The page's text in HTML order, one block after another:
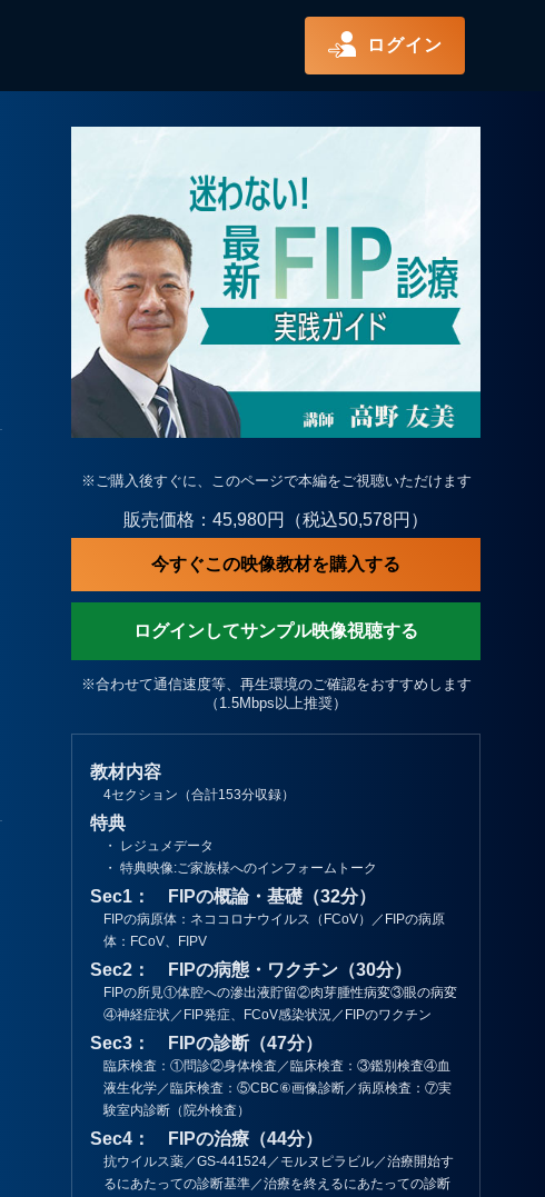
ログイン
※ご購入後すぐに、このページで本編をご視聴いただけます
販売価格：45,980円（税込50,578円）
今すぐこの映像教材を購入する
ログインしてサンプル映像視聴する
※合わせて通信速度等、再生環境のご確認をおすすめします
（1.5Mbps以上推奨）
教材内容
4セクション（合計153分収録）
特典
・ レジュメデータ
・ 特典映像:ご家族様へのインフォームトーク
Sec1： FIPの概論・基礎（32分）
FIPの病原体：ネココロナウイルス（FCoV）／FIPの病原
体：FCoV、FIPV
Sec2： FIPの病態・ワクチン（30分）
FIPの所見①体腔への滲出液貯留②肉芽腫性病変③眼の病変
④神経症状／FIP発症、FCoV感染状況／FIPのワクチン
Sec3： FIPの診断（47分）
臨床検査：①問診②身体検査／臨床検査：③鑑別検査④血
液生化学／臨床検査：⑤CBC⑥画像診断／病原検査：⑦実
験室内診断（院外検査）
Sec4： FIPの治療（44分）
抗ウイルス薬／GS-441524／モルヌピラビル／治療開始す
るにあたっての診断基準／治療を終えるにあたっての診断